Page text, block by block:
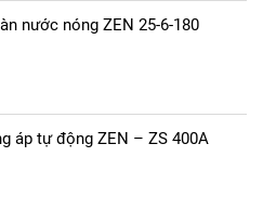
nước nóng ZEN 25-6-180
áp tự động ZEN – ZS 400A